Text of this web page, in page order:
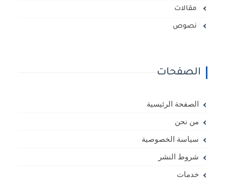
مقالات
نصوص
الصفحات
الصفحة الرئيسية
من نحن
سياسة الخصوصية
شروط النشر
خدمات